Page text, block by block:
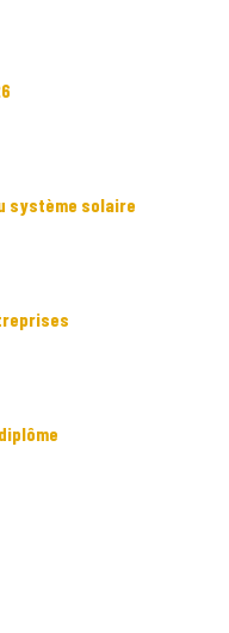
système solaire